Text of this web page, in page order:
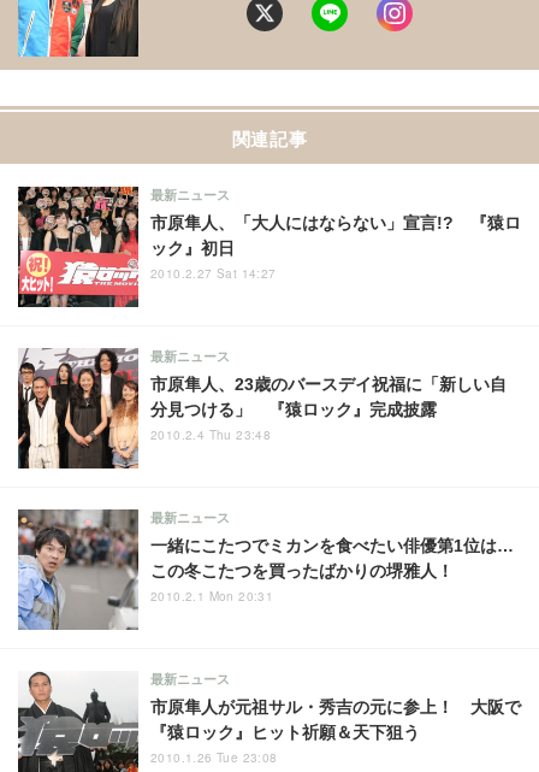
関連記事
市原隼人、「大人にはならない」宣言!? 『猿ロ
ック』初日
最新ニュース
2010.2.27 Sat 14:27
市原隼人、23歳のバースデイ祝福に「新しい自
分見つける」 『猿ロック』完成披露
最新ニュース
2010.2.4 Thu 23:48
一緒にこたつでミカンを食べたい俳優第1位は…
この冬こたつを買ったばかりの堺雅人！
最新ニュース
2010.2.1 Mon 20:31
市原隼人が元祖サル・秀吉の元に参上！ 大阪で
『猿ロック』ヒット祈願＆天下狙う
最新ニュース
2010.1.26 Tue 23:08